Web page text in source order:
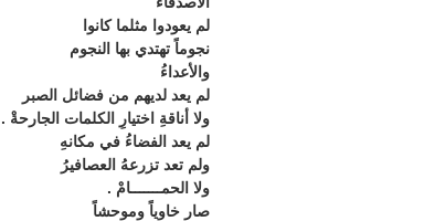
لم يعودوا مثلما كانوا
نجوماً تهتدي بها النجوم
والأعداءُ
لم يعد لديهم من فضائل الصبر
ولا أناقةِ اختيارِ الكلمات الجارحةْ .
لم يعد الفضاءُ في مكانهِ
ولم تعد تزرعهُ العصافيرُ
ولا الحمـــــــامْ .
صار خاوياً وموحشاً